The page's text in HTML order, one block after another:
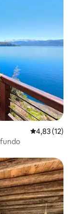
4,83 de uma
4,83 (12)